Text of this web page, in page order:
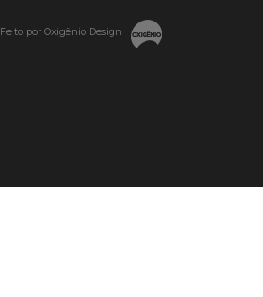
Feito por Oxigênio Design